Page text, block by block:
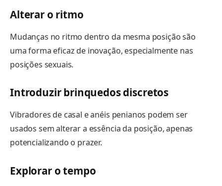
Alterar o ritmo
Mudanças no ritmo dentro da mesma posição são
uma forma eficaz de inovação, especialmente nas
posições sexuais.
Introduzir brinquedos discretos
Vibradores de casal e anéis penianos podem ser
usados sem alterar a essência da posição, apenas
potencializando o prazer.
Explorar o tempo